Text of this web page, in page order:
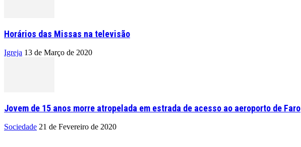
Horários das Missas na televisão
Igreja 13 de Março de 2020
Jovem de 15 anos morre atropelada em estrada de acesso ao aeroporto de Faro
Sociedade 21 de Fevereiro de 2020